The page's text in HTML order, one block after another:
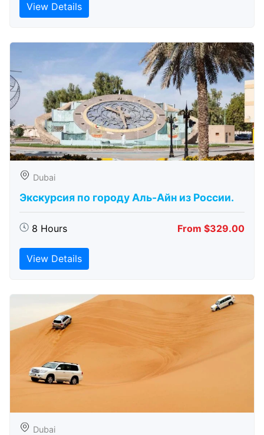
View Details
Dubai
Экскурсия по городу Аль-Айн из России.
8 Hours From $329.00
View Details
Dubai